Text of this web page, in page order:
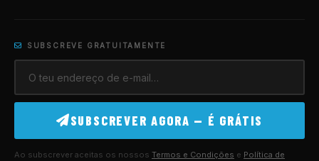
SUBSCREVE GRATUITAMENTE
SUBSCREVER AGORA — É GRÁTIS
Ao subscrever aceitas os nossos Termos e Condições e Política de